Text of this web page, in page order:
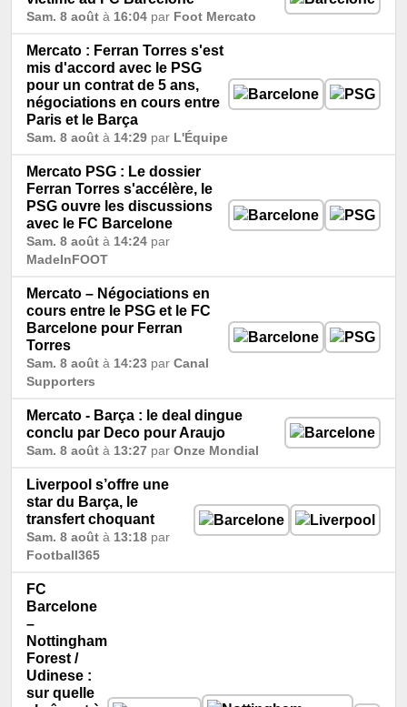
Sam. 8 août à 16:04 par Foot Mercato
Mercato : Ferran Torres s'est
mis d'accord avec le PSG
pour un contrat de 5 ans,
négociations en cours entre
Paris et le Barça
Sam. 8 août à 14:29 par L'Équipe
Mercato PSG : Le dossier
Ferran Torres s'accélère, le
PSG ouvre les discussions
avec le FC Barcelone
Sam. 8 août à 14:24 par
MadeInFOOT
Mercato – Négociations en
cours entre le PSG et le FC
Barcelone pour Ferran
Torres
Sam. 8 août à 14:23 par Canal
Supporters
Mercato - Barça : le deal dingue
conclu par Deco pour Araujo
Sam. 8 août à 13:27 par Onze Mondial
Liverpool s’offre une
star du Barça, le
transfert choquant
Sam. 8 août à 13:18 par
Football365
FC
Barcelone
–
Nottingham
Forest /
Udinese :
sur quelle